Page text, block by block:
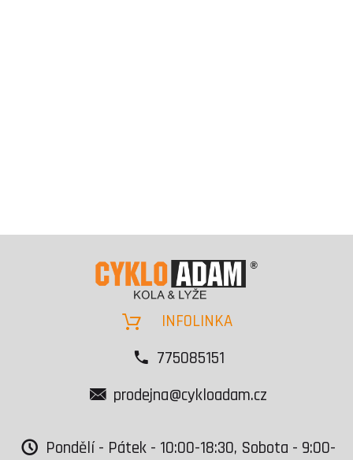
INFOLINKA
775085151
prodejna@cykloadam.cz
Pondělí - Pátek - 10:00-18:30, Sobota - 9:00-